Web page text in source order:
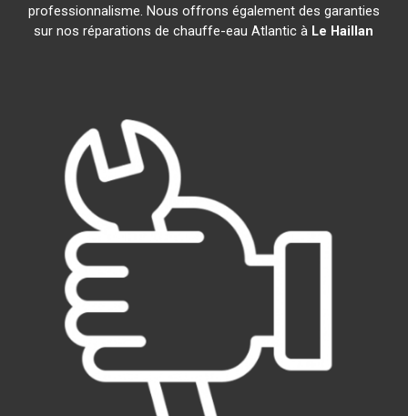
professionnalisme. Nous offrons également des garanties
sur nos réparations de chauffe-eau Atlantic à Le Haillan